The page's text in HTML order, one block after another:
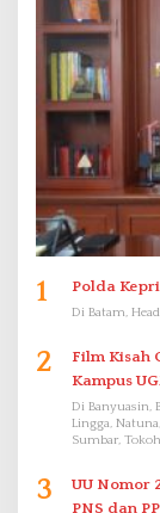
1 Polda
Di Batam,
2
Film Kisah
Kampus
Di Banyuasin,
Lingga,
Sumbar, Tokoh
3
UU Nomor
PNS dan